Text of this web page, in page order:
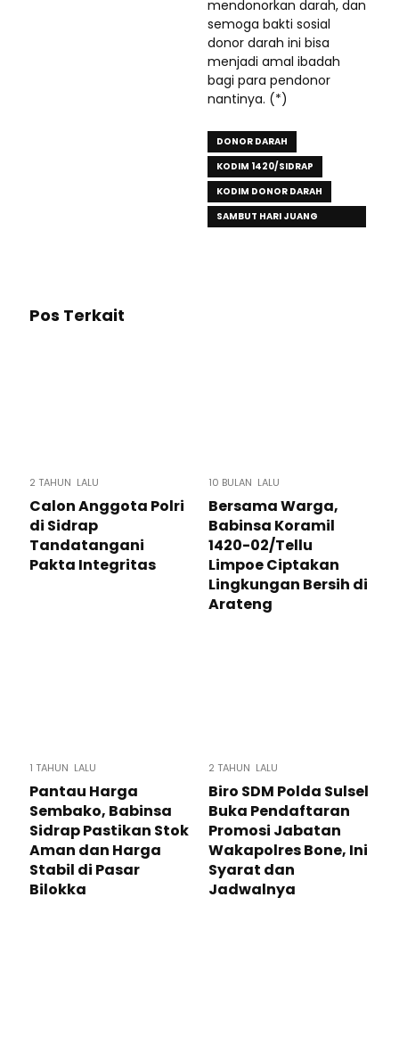
mendonorkan darah, dan
semoga bakti sosial
donor darah ini bisa
menjadi amal ibadah
bagi para pendonor
nantinya. (*)
DONOR DARAH
KODIM 1420/SIDRAP
KODIM DONOR DARAH
SAMBUT HARI JUANG
Pos Terkait
2 TAHUN LALU
Calon Anggota Polri
di Sidrap
Tandatangani
Pakta Integritas
10 BULAN LALU
Bersama Warga,
Babinsa Koramil
1420-02/Tellu
Limpoe Ciptakan
Lingkungan Bersih di
Arateng
1 TAHUN LALU
Pantau Harga
Sembako, Babinsa
Sidrap Pastikan Stok
Aman dan Harga
Stabil di Pasar
Bilokka
2 TAHUN LALU
Biro SDM Polda Sulsel
Buka Pendaftaran
Promosi Jabatan
Wakapolres Bone, Ini
Syarat dan
Jadwalnya